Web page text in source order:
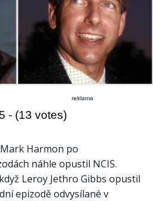
reklama
- (13 votes)
Harmon po
náhle opustil NCIS.
Leroy Jethro Gibbs opustil
epizodě odvysílané v